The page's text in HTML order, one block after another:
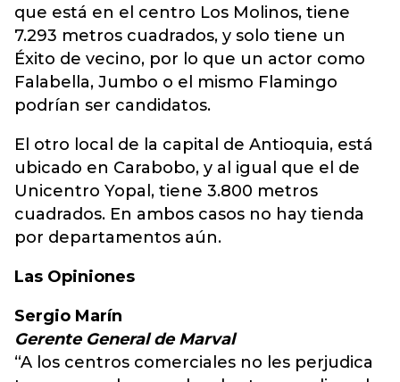
que está en el centro Los Molinos, tiene
7.293 metros cuadrados, y solo tiene un
Éxito de vecino, por lo que un actor como
Falabella, Jumbo o el mismo Flamingo
podrían ser candidatos.
El otro local de la capital de Antioquia, está
ubicado en Carabobo, y al igual que el de
Unicentro Yopal, tiene 3.800 metros
cuadrados. En ambos casos no hay tienda
por departamentos aún.
Las Opiniones
Sergio Marín
Gerente General de Marval
“A los centros comerciales no les perjudica